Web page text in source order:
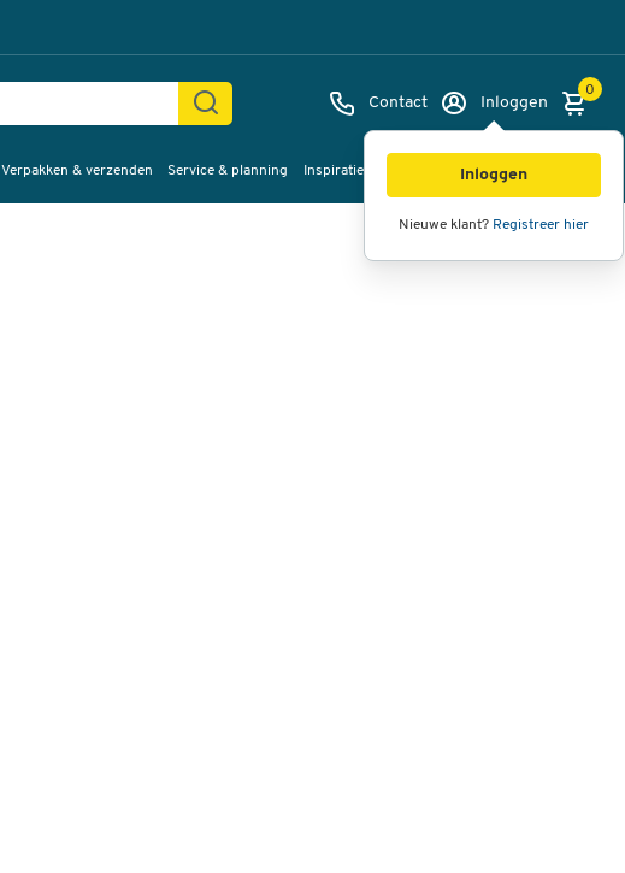
Contact Inloggen
Inloggen
Nieuwe klant? Registreer hier
0
Verpakken & verzenden Service & planning Inspiratie
Afbeeldingen Video's
360°
weergave